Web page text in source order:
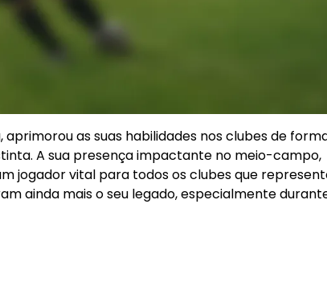
as suas habilidades nos clubes de
A sua presença impactante no meio-campo,
jogador vital para todos os clubes que
ainda mais o seu legado, especialmente